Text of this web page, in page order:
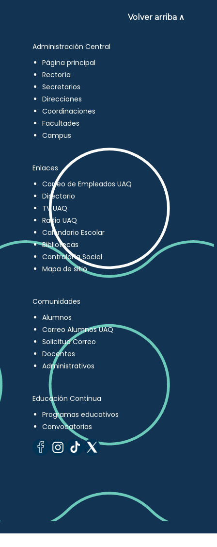
Volver arriba ∧
Administración Central
Página principal
Rectoría
Secretarios
Direcciones
Coordinaciones
Facultades
Campus
Enlaces
Correo de Empleados UAQ
Directorio
TV UAQ
Radio UAQ
Calendario Escolar
Bibliotecas
Contraloría Social
Mapa de sitio
Comunidades
Alumnos
Correo Alumnos UAQ
Solicitud Correo
Docentes
Administrativos
Educación Continua
Programas educativos
Convocatorias